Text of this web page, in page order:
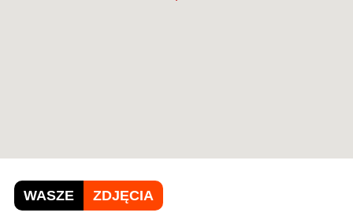
WASZE ZDJĘCIA